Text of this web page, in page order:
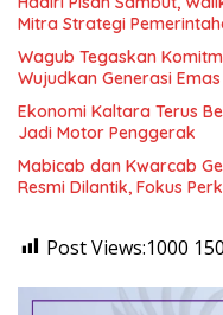
Mitra Strategi
Wagub Tegaskan
Wujudkan Generasi
Ekonomi Kaltara Terus
Jadi Motor Penggerak
Mabicab dan Kwarcab
Resmi Dilantik, Fokus
Post Views:1000 150